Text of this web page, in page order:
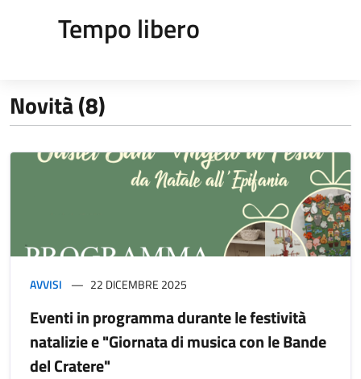
Tempo libero
Novità (8)
AVVISI 22 DICEMBRE 2025
Eventi in programma durante le festività
natalizie e "Giornata di musica con le Bande
del Cratere"